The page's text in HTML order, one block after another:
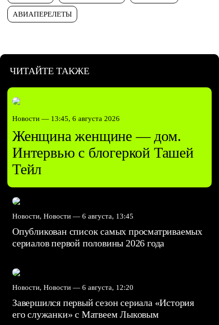
АВИАПЕРЕЛЕТЫ
ЧИТАЙТЕ ТАКЖЕ
Новости — 13:45, 6 августа 2026
Женщина женщине — дом.
Интервью с блогеркой Ташей
Тейл
Новости, Новости — 6 августа, 13:45
Опубликован список самых просматриваемых
сериалов первой половины 2026 года
Новости, Новости — 6 августа, 12:20
Завершился первый сезон сериала «История
его служанки» с Матвеем Лыковым